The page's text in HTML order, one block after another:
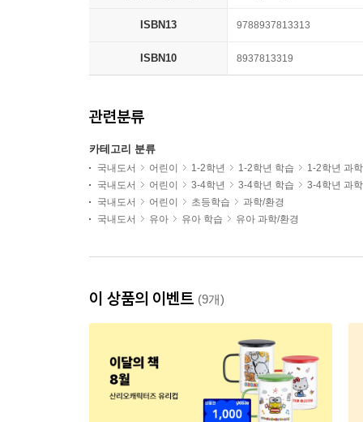
ISBN13 9788937813313
ISBN10 8937813319
관련분류
카테고리 분류
국내도서 어린이 1-2학년 1-2학년 학습
1-2학년 과
국내도서
어린이 3-4학년 3-4학년 학습
3-4학년 과
국내도서
어린이 초등학습
과학/환경
국내도서
유아 유아 학습 유아 과학/환경
이 상품의 이벤트 (9개)